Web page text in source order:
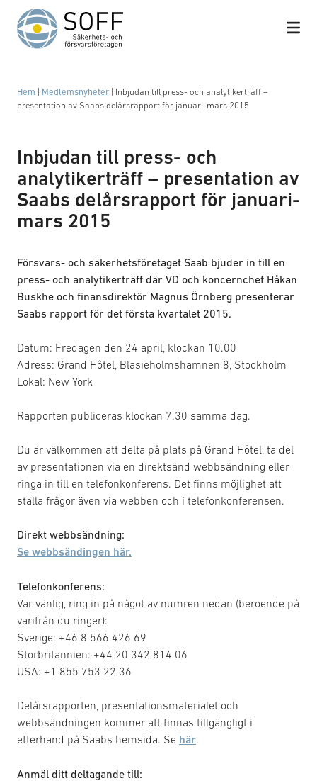
Hoppa till innehåll
Hem Medlemsnyheter
Inbjudan till press- och analytikerträff –
presentation av Saabs delårsrapport för januari-mars 2015
Inbjudan till press- och
analytikerträff – presentation av
Saabs delårsrapport för januari-
mars 2015
Försvars- och säkerhetsföretaget Saab bjuder in till en
press- och analytikerträff där VD och koncernchef Håkan
Buskhe och finansdirektör Magnus Örnberg presenterar
Saabs rapport för det första kvartalet 2015.
Datum: Fredagen den 24 april, klockan 10.00
Adress: Grand Hôtel, Blasieholmshamnen 8, Stockholm
Lokal: New York
Rapporten publiceras klockan 7.30 samma dag.
Du är välkommen att delta på plats på Grand Hôtel, ta del
av presentationen via en direktsänd webbsändning eller
ringa in till en telefonkonferens. Det finns möjlighet att
ställa frågor även via webben och i telefonkonferensen.
Direkt webbsändning:
Se webbsändingen här.
Telefonkonferens:
Var vänlig, ring in på något av numren nedan (beroende på
varifrån du ringer):
Sverige: +46 8 566 426 69
Storbritannien: +44 20 342 814 06
USA: +1 855 753 22 36
Delårsrapporten, presentationsmaterialet och
webbsändningen kommer att finnas tillgängligt i
efterhand på Saabs hemsida. Se här.
Anmäl ditt deltagande till: